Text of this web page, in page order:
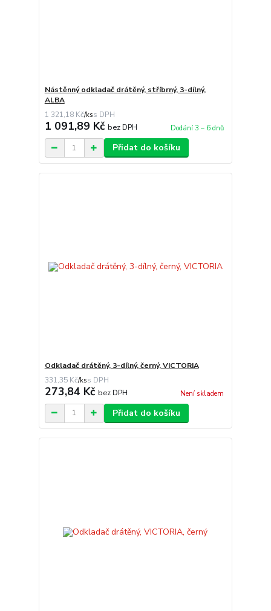
Nástěnný odkladač drátěný, stříbrný, 3-dílný,
ALBA
1 321,18 Kč/ks
1 091,89 Kč bez DPH Dodání 3 – 6 dnů
Přidat do košíku
Odkladač drátěný, 3-dílný, černý, VICTORIA
331,35 Kč/ks
273,84 Kč bez DPH Není skladem
Přidat do košíku